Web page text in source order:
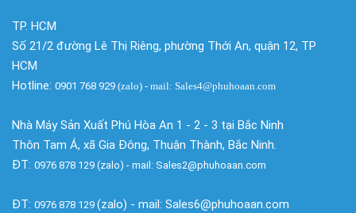
TP. HCM
Số 21/2 đường Lê Thị Riêng, phường Thới An, quận 12, TP
HCM
Hotline: 0901 768 929 (zalo) - mail: Sales4@phuhoaan.com
Nhà Máy Sản Xuất Phú Hòa An 1 - 2 - 3 tại Bắc Ninh
Thôn Tam Á, xã Gia Đông, Thuận Thành, Bắc Ninh.
ĐT: 0976 878 129 (zalo) - mail: Sales2@phuhoaan.com
ĐT: 0976 878 129 (zalo) - mail: Sales6@phuhoaan.com